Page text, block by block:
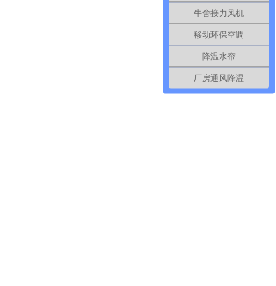
牛舍接力风机
移动环保空调
降温水帘
厂房通风降温